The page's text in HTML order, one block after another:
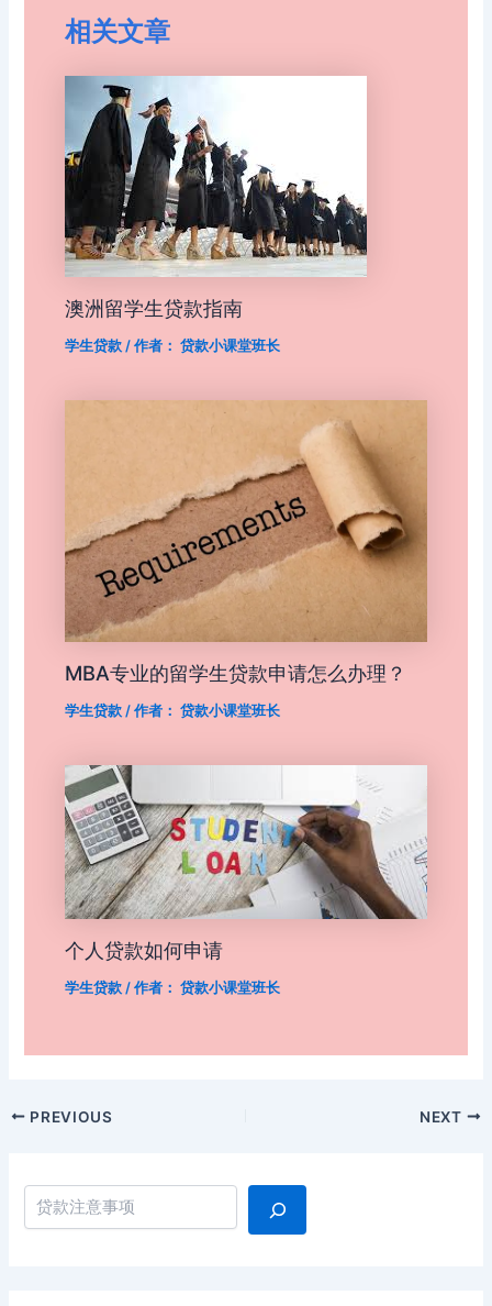
搜索
相关文章
澳洲留学生贷款指南
学生贷款/ 作者： 贷款小课堂班长
MBA专业的留学生贷款申请怎么办理？
学生贷款/ 作者： 贷款小课堂班长
个人贷款如何申请
学生贷款/ 作者： 贷款小课堂班长
PostPREVIOUS NEXT